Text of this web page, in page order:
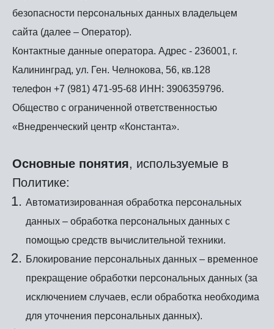
безопасности персональных данных владельцем
сайта (далее – Оператор).
Контактные данные оператора. Адрес - 236001, г.
Калининград, ул. Ген. Челнокова, 56, кв.128
телефон +7 (981) 471-95-68 ИНН: 3906359796.
Общество с ограниченной ответственностью
«Внедренческий центр «Константа».
Основные понятия, используемые в
Политике:
Автоматизированная обработка персональных
данных – обработка персональных данных с
помощью средств вычислительной техники.
Блокирование персональных данных – временное
прекращение обработки персональных данных (за
исключением случаев, если обработка необходима
для уточнения персональных данных).